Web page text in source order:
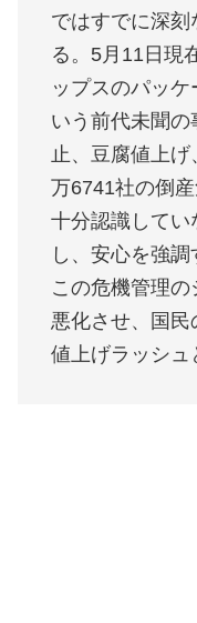
ではすでに深
る。5月11日現
ップスのパッ
いう前代未聞
止、豆腐値上
万6741社の倒
十分認識して
し、安心を強調
この危機管理
悪化させ、国民
値上げラッシュ